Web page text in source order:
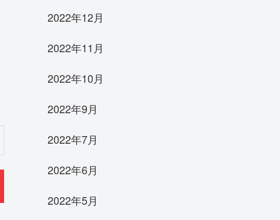
2022年12月
2022年11月
2022年10月
2022年9月
2022年7月
2022年6月
2022年5月